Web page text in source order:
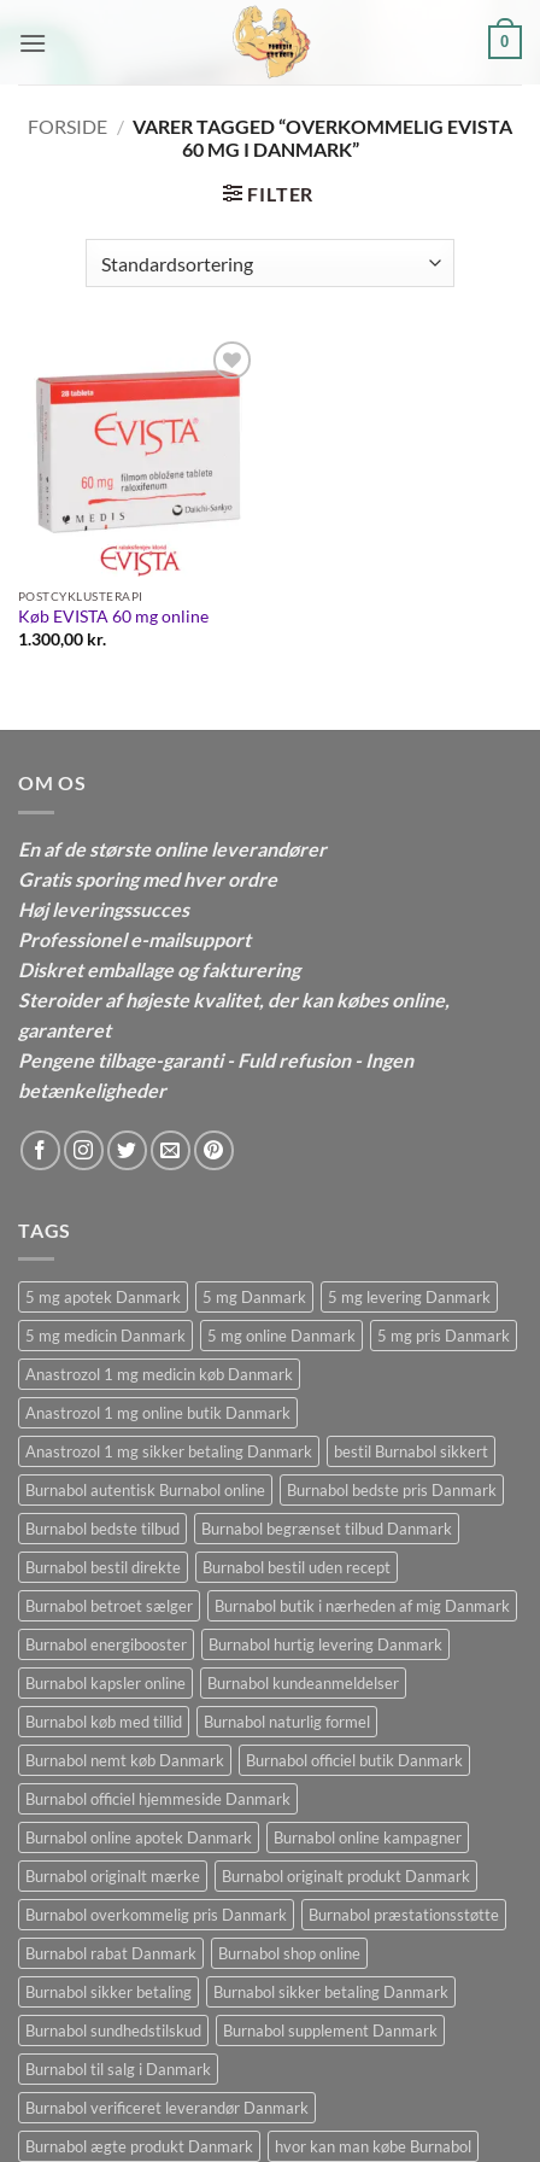
0
FORSIDE / VARER TAGGED “OVERKOMMELIG EVISTA
60 MG I DANMARK”
FILTER
Add to
POSTCYKLUSTERAPI
Køb EVISTA 60 mg online
1.300,00 kr.
OM OS
En af de største online leverandører
Gratis sporing med hver ordre
Høj leveringssucces
Professionel e-mailsupport
Diskret emballage og fakturering
Steroider af højeste kvalitet, der kan købes online,
garanteret
Pengene tilbage-garanti - Fuld refusion - Ingen
betænkeligheder
TAGS
5 mg apotek Danmark 5 mg Danmark
5 mg levering Danmark
5 mg medicin Danmark
5 mg online Danmark
5 mg pris Danmark
Anastrozol 1 mg medicin køb Danmark
Anastrozol 1 mg online butik Danmark
Anastrozol 1 mg sikker betaling Danmark
bestil Burnabol sikkert
Burnabol autentisk Burnabol online
Burnabol bedste pris Danmark
Burnabol bedste tilbud
Burnabol begrænset tilbud Danmark
Burnabol bestil direkte
Burnabol bestil uden recept
Burnabol betroet sælger
Burnabol butik i nærheden af ​​mig Danmark
Burnabol energibooster
Burnabol hurtig levering Danmark
Burnabol kapsler online
Burnabol kundeanmeldelser
Burnabol køb med tillid
Burnabol naturlig formel
Burnabol nemt køb Danmark
Burnabol officiel butik Danmark
Burnabol officiel hjemmeside Danmark
Burnabol online apotek Danmark
Burnabol online kampagner
Burnabol originalt mærke
Burnabol originalt produkt Danmark
Burnabol overkommelig pris Danmark
Burnabol præstationsstøtte
Burnabol rabat Danmark
Burnabol shop online
Burnabol sikker betaling
Burnabol sikker betaling Danmark
Burnabol sundhedstilskud
Burnabol supplement Danmark
Burnabol til salg i Danmark
Burnabol verificeret leverandør Danmark
Burnabol ægte produkt Danmark
hvor kan man købe Burnabol